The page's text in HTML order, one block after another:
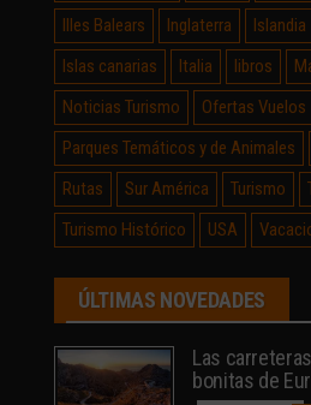
Illes Balears
Inglaterra Islandia
Islas canarias
Italia libros
Noticias Turismo
Ofertas Vuelos
Parques Temáticos y de Animales
Rutas
Sur América Turismo
Turismo Histórico
USA
ÚLTIMAS NOVEDADES
Las
bonitas de